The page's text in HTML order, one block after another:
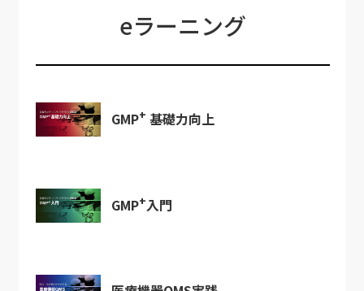
eラーニング
GMP+ 基礎力向上
GMP+入門